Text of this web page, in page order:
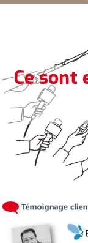
Ce sont